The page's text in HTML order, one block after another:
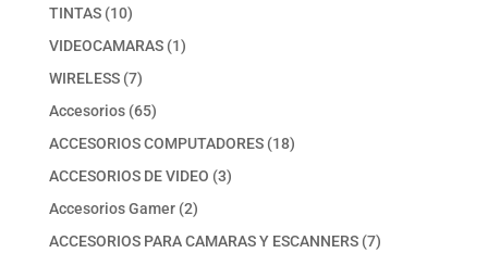
TINTAS 1010
productos
VIDEOCAMARAS 11
WIRELESS 77
productos
Accesorios 6565
productos
ACCESORIOS COMPUTADORES 1818
ACCESORIOS DE VIDEO 33
Accesorios Gamer 22
productos
ACCESORIOS PARA CAMARAS Y ESCANNERS 77